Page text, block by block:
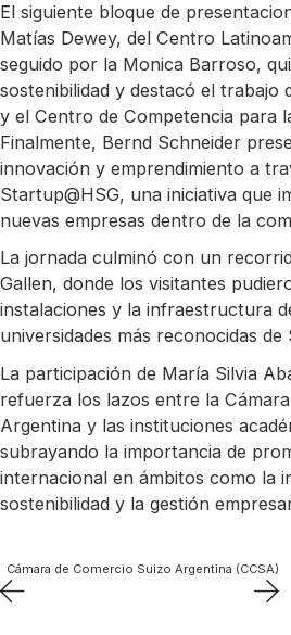
El siguiente bloque de
Matías Dewey, del Centro
seguido por la Monica Barroso,
sostenibilidad y destacó el trabajo
y el Centro de Competencia para
Finalmente, Bernd Schneider
innovación y emprendimiento a
Startup@HSG, una iniciativa que
nuevas empresas dentro de la
La jornada culminó con un
Gallen, donde los visitantes
instalaciones y la infraestructura
universidades más reconocidas de
La participación de María Silvia
refuerza los lazos entre la
Argentina y las instituciones
subrayando la importancia de
internacional en ámbitos como la
sostenibilidad y la gestión
Cámara de Comercio Suizo Argentina (CCSA)